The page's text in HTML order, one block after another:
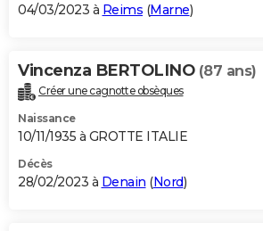
04/03/2023 à Reims (Marne)
Vincenza BERTOLINO (87 ans)
Créer une cagnotte obsèques
Naissance
10/11/1935 à GROTTE ITALIE
Décès
28/02/2023 à Denain (Nord)